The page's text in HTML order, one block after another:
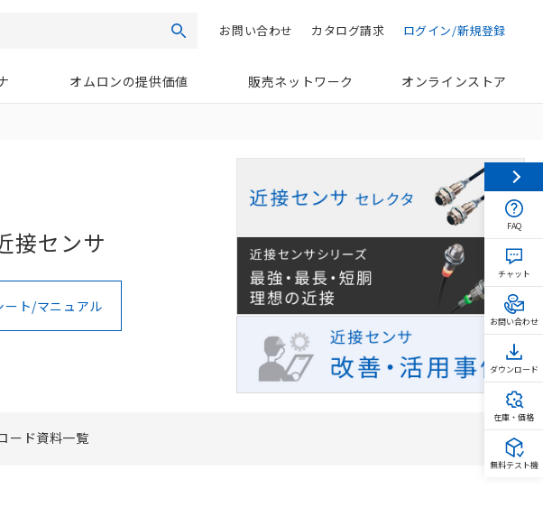
検索 ログイン/新規登録
カタログ請求
お問い合わせ
オムロンの提供価値 販売ネットワーク オンラインストア
接センサ
ート/マニュアル
ード資料一覧
FAQ
チャット
お問い合わせ
ダウンロード
在庫・価格
無料テスト機